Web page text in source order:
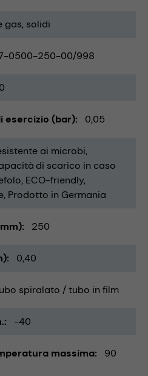
gas solidi
0500-250-00/998
esercizio (bar) 0,05
ai microbi
di scarico in caso
ECO-friendly
Prodotto in Germania
250
0,40
spiralato / tubo in film
-40
massima 90